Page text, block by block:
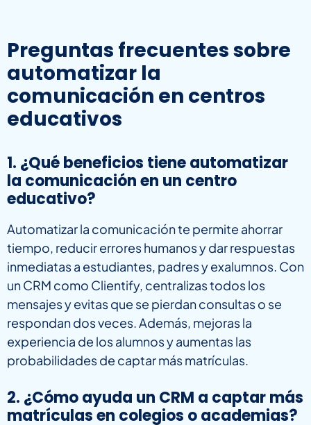
Preguntas frecuentes sobre
automatizar la
comunicación en centros
educativos
1. ¿Qué beneficios tiene automatizar
la comunicación en un centro
educativo?
Automatizar la comunicación te permite ahorrar
tiempo, reducir errores humanos y dar respuestas
inmediatas a estudiantes, padres y exalumnos. Con
un CRM como Clientify, centralizas todos los
mensajes y evitas que se pierdan consultas o se
respondan dos veces. Además, mejoras la
experiencia de los alumnos y aumentas las
probabilidades de captar más matrículas.
2. ¿Cómo ayuda un CRM a captar más
matrículas en colegios o academias?